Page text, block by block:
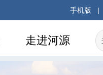
手机版 |
走进河源